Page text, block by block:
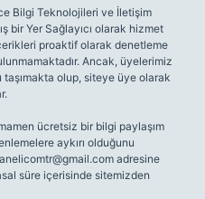
Bilgi Teknolojileri ve İletişim
bir Yer Sağlayıcı olarak hizmet
proaktif olarak denetleme
Ancak, üyelerimiz
olup, siteye üye olarak
ücretsiz bir bilgi paylaşım
aykırı olduğunu
adresine
süre içerisinde sitemizden